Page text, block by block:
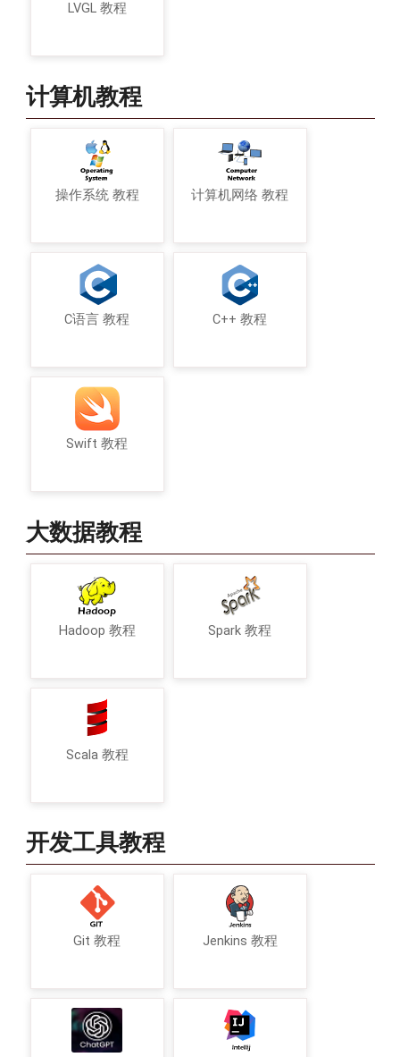
LVGL 教程
计算机教程
操作系统 教程 计算机网络 教程
C语言 教程 C++ 教程
Swift 教程
大数据教程
Hadoop 教程 Spark 教程
Scala 教程
开发工具教程
Git 教程 Jenkins 教程